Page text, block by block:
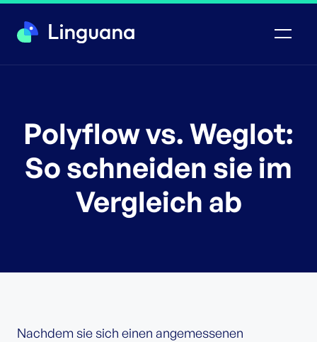
Polyflow vs. Weglot:
So schneiden sie im
Vergleich ab
Nachdem sie sich einen angemessenen